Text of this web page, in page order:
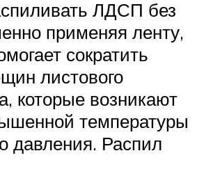
ЛДСП без
применяя ленту,
сократить
листового
которые возникают
температуры
давления. Распил